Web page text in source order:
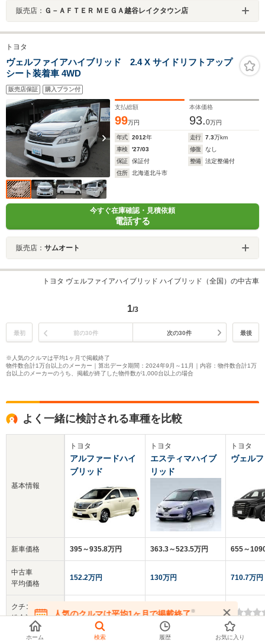
販売店： Ｇ－ＡＦＴＥＲ ＭＥＧＡ越谷レイクタウン店
トヨタ
ヴェルファイアハイブリッド 2.4 X サイドリフトアップ
シート装着車 4WD
販売店保証 購入プラン付
支払総額
99万円
本体価格
93.0万円
年式 2012年 走行 7.3万km
車検
'27/03 修復
なし
保証
保証付 整備
法定整備付
住所
北海道北斗市
今すぐ在庫確認・見積依頼
電話する
販売店： サムオート
トヨタ ヴェルファイアハイブリッド ハイブリッド（全国）の中古車
1/3
最初 前の30件 次の30件 最後
※人気のクルマは平均1ヶ月で掲載終了
物件数合計1万台以上のメーカー｜算出データ期間：2024年9月～11月｜内容：物件数合計1万
台以上のメーカーのうち、掲載が終了した物件数が1,000台以上の場合
よく一緒に検討される車種を比較
基本情報
新車価格
中古車
平均価格
クチコミ
総合評価
乗車定員
トヨタ
アルファードハイ
ブリッド
395～935.8万円
152.2万円
4.1
トヨタ
エスティマハイブ
リッド
363.3～523.5万円
130万円
4.1
7～8人
トヨタ
ヴェル
655～
710.7万円
6～7人
人気のクルマは平均1ヶ月で掲載終了※
在庫が無くなる前にお問い合わせください
ホーム 検索 履歴 お気に入り